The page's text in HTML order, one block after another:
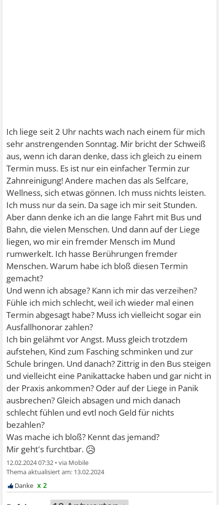
Ich liege seit 2 Uhr nachts wach nach einem für mich
sehr anstrengenden Sonntag. Mir bricht der Schweiß
aus, wenn ich daran denke, dass ich gleich zu einem
Termin muss. Es ist nur ein einfacher Termin zur
Zahnreinigung! Andere machen das als Selfcare,
Wellness, sich etwas gönnen. Ich muss nichts leisten.
Ich muss nur da sein. Da sage ich mir seit Stunden.
Aber dann denke ich an die lange Fahrt mit Bus und
Bahn, die vielen Menschen. Und dann auf der Liege
liegen, wo mir ein fremder Mensch im Mund
rumwerkelt. Ich hasse Berührungen fremder
Menschen. Warum habe ich bloß diesen Termin
gemacht?
Und wenn ich absage? Kann ich mir das verzeihen?
Fühle ich mich schlecht, weil ich wieder mal einen
Termin abgesagt habe? Muss ich vielleicht sogar ein
Ausfallhonorar zahlen?
Ich bin gelähmt vor Angst. Muss gleich trotzdem
aufstehen, Kind zum Fasching schminken und zur
Schule bringen. Und danach? Zittrig in den Bus steigen
und vielleicht eine Panikattacke haben und gar nicht in
der Praxis ankommen? Oder auf der Liege in Panik
ausbrechen? Gleich absagen und mich danach
schlecht fühlen und evtl noch Geld für nichts
bezahlen?
Was mache ich bloß? Kennt das jemand?
Mir geht's furchtbar. 😥
12.02.2024 07:32 •
13.02.2024
x 2